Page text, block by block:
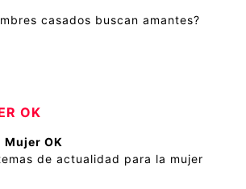
casados buscan amantes?
OK
Mujer OK
de actualidad para la mujer